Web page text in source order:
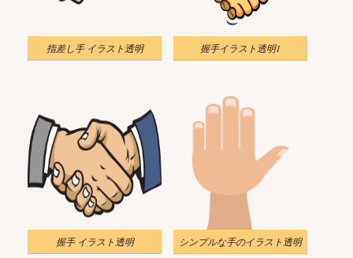
指差し手 イラスト透明 握手イラスト透明1
握手 イラスト透明 シンプルな手のイラスト透明